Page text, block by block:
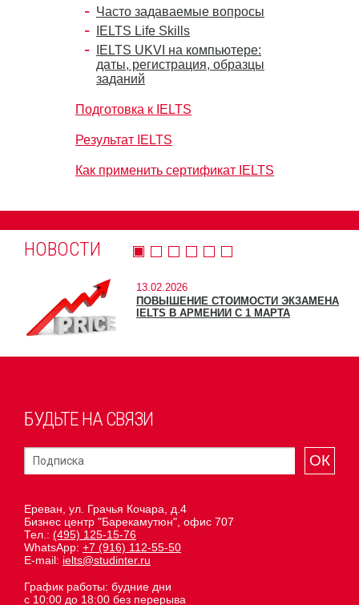
Часто задаваемые вопросы
IELTS Life Skills
IELTS UKVI на компьютере:
даты, регистрация, образцы
заданий
Подготовка к IELTS
Результат IELTS
Как применить сертификат IELTS
НОВОСТИ
13.02.2026
ПОВЫШЕНИЕ СТОИМОСТИ ЭКЗАМЕНА
IELTS В АРМЕНИИ С 1 МАРТА
БУДЬТЕ НА СВЯЗИ
ОК
Ереван, ул. Грачья Кочара, д.4
Бизнес центр "Барекамутюн", офис 707
Тел.: (495) 125-15-76
WhatsApp: +7 (916) 112-55-50
E-mail: ielts@studinter.ru
График работы: будние дни
с 10:00 до 18:00 без перерыва